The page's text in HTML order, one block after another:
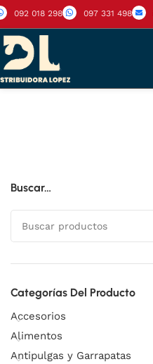
092 018 298 097 331 498
Buscar…
Categorías Del Producto
Accesorios
Alimentos
Antipulgas y Garrapatas